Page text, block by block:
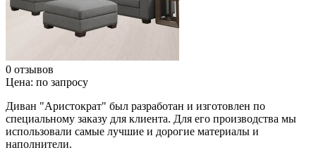
0 отзывов
Цена: по запросу
Диван "Аристократ" был разработан и изготовлен по
специальному заказу для клиента. Для его производства мы
использовали самые лучшие и дорогие материалы и
наполнители.